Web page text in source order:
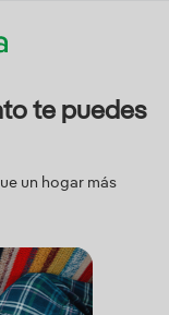
te puedes
un hogar más